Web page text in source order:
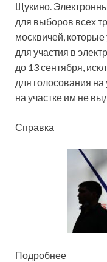
Щукино.
для выборов всех
москвичей,
для участия в
до 13 сентября,
для голосования
на участке им не
Справка
Подробнее